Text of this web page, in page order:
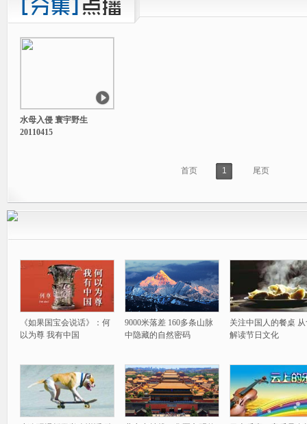
水母入侵 寰宇野生
20110415
首页 1 尾页
《如果国宝会说话》：何
以为尊 我有中国
9000米落差 160多条山脉
中隐藏的自然密码
关注中国人的餐桌
解读节日文化